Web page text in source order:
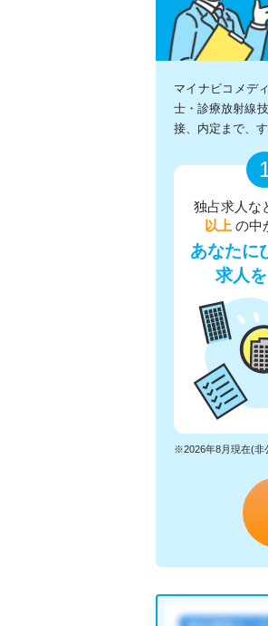
マイナビコメデ
士・診療放射線
接、内定まで、
独占求人な
以上 の中
あなたに
求人
※2026年8月現在(非